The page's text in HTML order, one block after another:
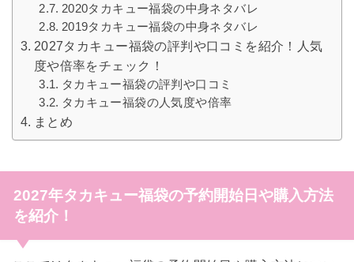
2020タカキュー福袋の中身ネタバレ
2019タカキュー福袋の中身ネタバレ
2027タカキュー福袋の評判や口コミを紹介！人気
度や倍率をチェック！
タカキュー福袋の評判や口コミ
タカキュー福袋の人気度や倍率
まとめ
2027年タカキュー福袋の予約開始日や購入方法
を紹介！